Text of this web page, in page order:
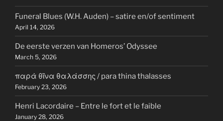
Funeral Blues (W.H. Auden) – satire en/of sentiment
April 14, 2026
De eerste verzen van Homeros’ Odyssee
March 5, 2026
παρὰ θῖνα θαλάσσης / para thina thalasses
February 23, 2026
Henri Lacordaire – Entre le fort et le faible
January 28, 2026